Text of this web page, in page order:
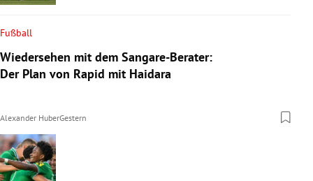
Fußball
Wiedersehen mit dem Sangare-Berater:
Der Plan von Rapid mit Haidara
Alexander HuberGestern